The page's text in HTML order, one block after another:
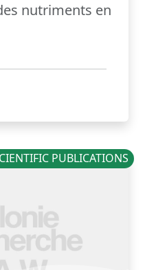
nutriments en
PUBLICATIONS